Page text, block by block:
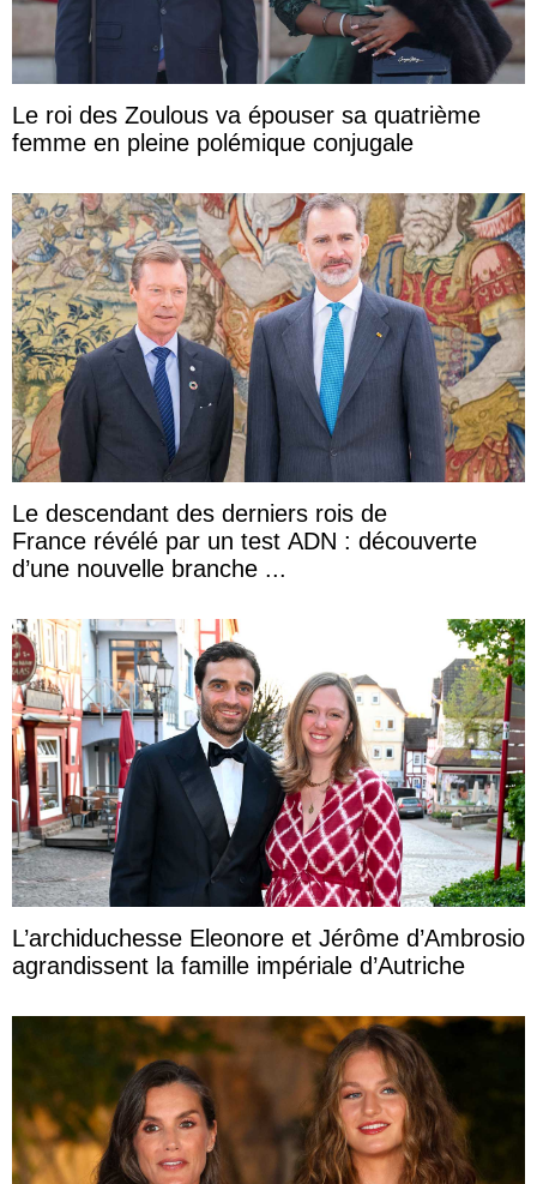
Le roi des Zoulous va épouser sa quatrième
femme en pleine polémique conjugale
Le descendant des derniers rois de
France révélé par un test ADN : découverte
d’une nouvelle branche ...
L’archiduchesse Eleonore et Jérôme d’Ambrosio
agrandissent la famille impériale d’Autriche